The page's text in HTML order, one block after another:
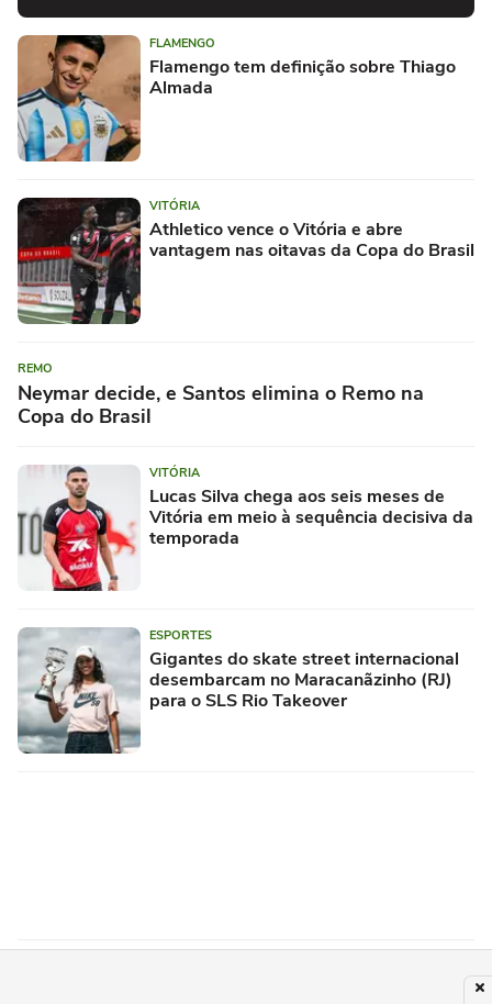
FLAMENGO
Flamengo tem definição sobre Thiago
Almada
VITÓRIA
Athletico vence o Vitória e abre
vantagem nas oitavas da Copa do Brasil
REMO
Neymar decide, e Santos elimina o Remo na
Copa do Brasil
VITÓRIA
Lucas Silva chega aos seis meses de
Vitória em meio à sequência decisiva da
temporada
ESPORTES
Gigantes do skate street internacional
desembarcam no Maracanãzinho (RJ)
para o SLS Rio Takeover